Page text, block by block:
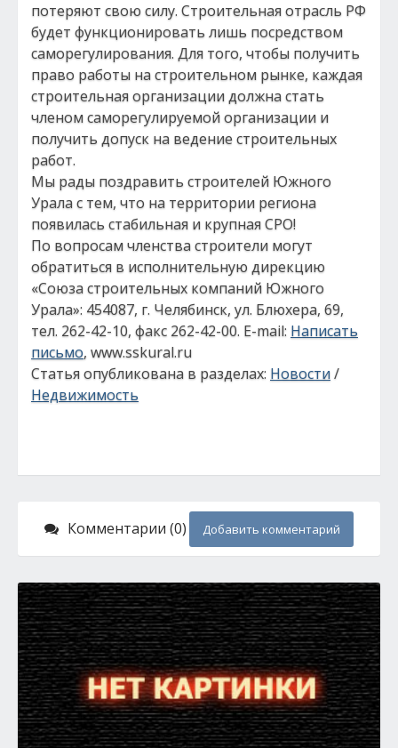
потеряют свою силу. Строительная отрасль РФ
будет функционировать лишь посредством
саморегулирования. Для того, чтобы получить
право работы на строительном рынке, каждая
строительная организации должна стать
членом саморегулируемой организации и
получить допуск на ведение строительных
работ.
Мы рады поздравить строителей Южного
Урала с тем, что на территории региона
появилась стабильная и крупная СРО!
По вопросам членства строители могут
обратиться в исполнительную дирекцию
«Союза строительных компаний Южного
Урала»: 454087, г. Челябинск, ул. Блюхера, 69,
тел. 262-42-10, факс 262-42-00. E-mail: Написать
письмо, www.sskural.ru
Статья опубликована в разделах: Новости/
Недвижимость
Комментарии (0) Добавить комментарий